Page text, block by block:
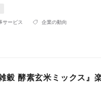
サービス 企業の動向
穀 酵素玄米ミックス』